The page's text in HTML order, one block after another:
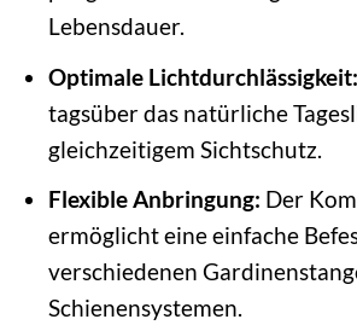
Lebensdauer.
Optimale Lichtdurchlässigkeit:
tagsüber das natürliche
gleichzeitigem Sichtschutz.
Flexible Anbringung: Der
ermöglicht eine einfache
verschiedenen
Schienensystemen.